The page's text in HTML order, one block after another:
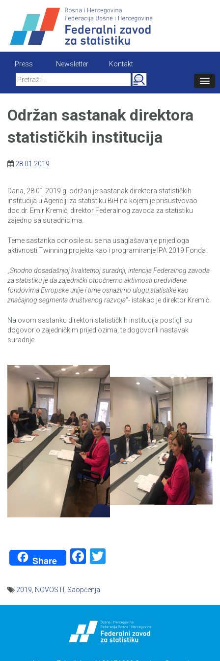
content
Press Newsletter
Kontakt
Search
for:
Održan sastanak direktora
statističkih institucija
28.01.2019
Dana, 28.01.2019.g. održan je sastanak direktora statističkih
institucija u Agenciji za statistiku BiH na kojem je prisustvovao
doc.dr. Emir Kremić, direktor Federalnog zavoda za statistiku
zajedno sa suradnicima.
Teme sastanka odnosile su se na usaglašavanje prijedloga
aktivnosti Twinning projekta kao i programiranje IPA 2019 Fonda .
„Shodno dosadašnjoj kvalitetnoj suradnji, intencija Federalnog zavoda
za statistiku je da zajednički otpočnemo aktivnosti predviđene
fondovima Evropske unije i time osnažimo ulogu statistike kao
značajnog segmenta društvenog razvoja“- istakao je direktor Kremić.
Na ovom sastanku direktori statističkih institucija postigli su
dogovor o zajedničkim prijedlozima, te dogovorili nastavak
suradnje.
Share Facebook
2019 NOVOSTI Saopćenja